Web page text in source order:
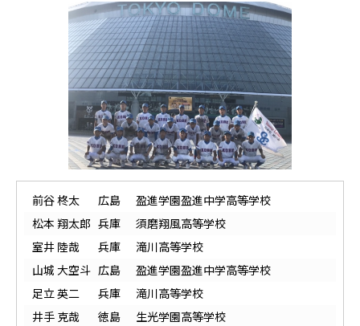
前谷 柊太 広島
盈進学園盈進中学高等学校
松本 翔太郎 兵庫
須磨翔風高等学校
室井 陸哉
兵庫
滝川高等学校
山城 大空斗 広島
盈進学園盈進中学高等学校
足立 英二
兵庫
滝川高等学校
井手 克哉
徳島
生光学園高等学校